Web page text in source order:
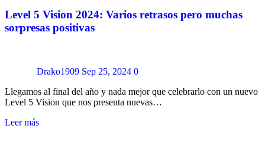
Level 5 Vision 2024: Varios retrasos pero muchas
sorpresas positivas
Drako1909 Sep 25, 2024 0
Llegamos al final del año y nada mejor que celebrarlo con un nuevo
Level 5 Vision que nos presenta nuevas…
Leer más